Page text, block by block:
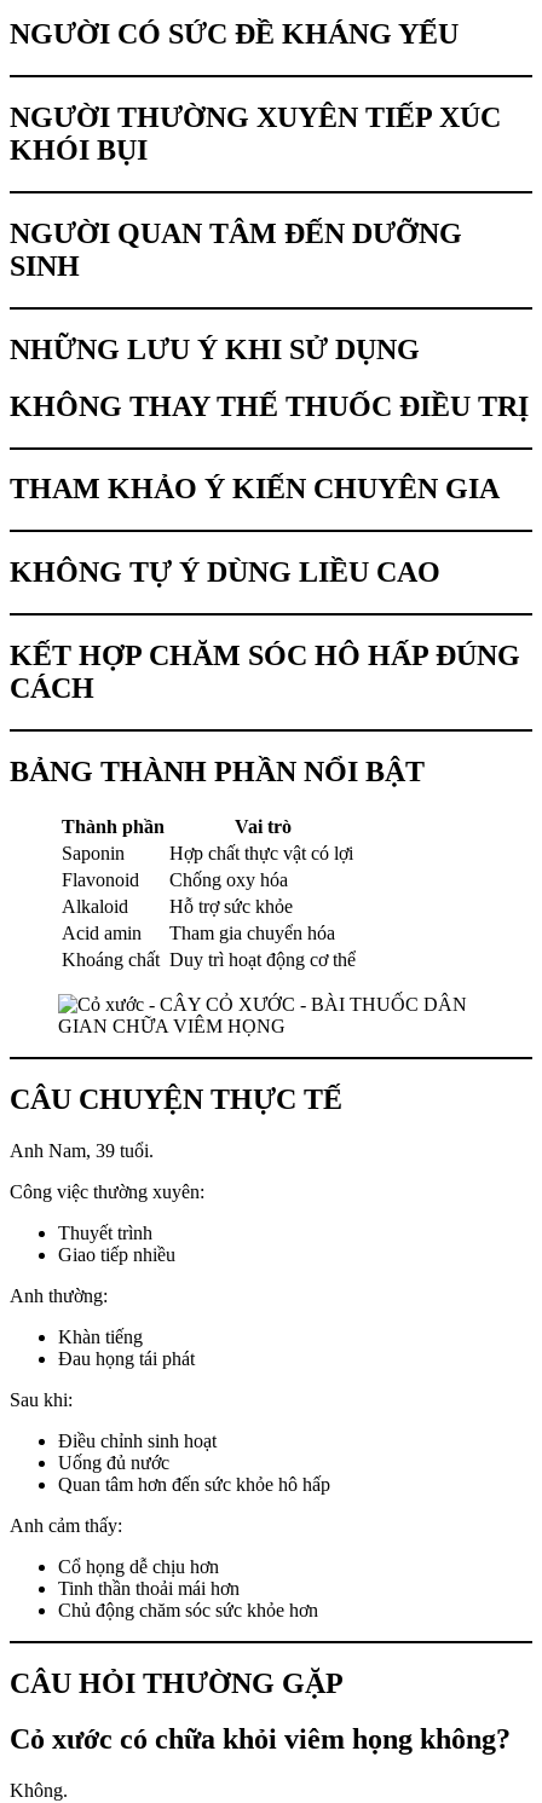
NGƯỜI CÓ SỨC ĐỀ KHÁNG YẾU
NGƯỜI THƯỜNG XUYÊN TIẾP XÚC
KHÓI BỤI
NGƯỜI QUAN TÂM ĐẾN DƯỠNG
SINH
NHỮNG LƯU Ý KHI SỬ DỤNG
KHÔNG THAY THẾ THUỐC ĐIỀU TRỊ
THAM KHẢO Ý KIẾN CHUYÊN GIA
KHÔNG TỰ Ý DÙNG LIỀU CAO
KẾT HỢP CHĂM SÓC HÔ HẤP ĐÚNG
CÁCH
BẢNG THÀNH PHẦN NỔI BẬT
Thành phần
Vai trò
Saponin
Hợp chất thực vật có lợi
Flavonoid
Chống oxy hóa
Alkaloid
Hỗ trợ sức khỏe
Acid amin
Tham gia chuyển hóa
Khoáng chất Duy trì hoạt động cơ thể
CÂU CHUYỆN THỰC TẾ
Anh Nam, 39 tuổi.
Công việc thường xuyên:
Thuyết trình
Giao tiếp nhiều
Anh thường:
Khàn tiếng
Đau họng tái phát
Sau khi:
Điều chỉnh sinh hoạt
Uống đủ nước
Quan tâm hơn đến sức khỏe hô hấp
Anh cảm thấy:
Cổ họng dễ chịu hơn
Tinh thần thoải mái hơn
Chủ động chăm sóc sức khỏe hơn
CÂU HỎI THƯỜNG GẶP
Cỏ xước có chữa khỏi viêm họng không?
Không.